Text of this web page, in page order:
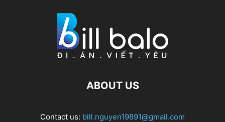
ABOUT US
Contact us: bill.nguyen19891@gmail.com